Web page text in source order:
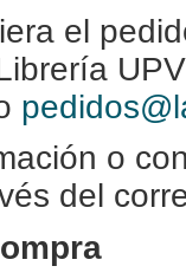
el
o
del